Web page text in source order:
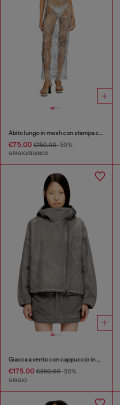
Abito lungo in mesh con stampa camouflage all-over
€75.00 €150.00-50%
GRIGIO/BIANCO
Giacca a vento con cappuccio in Taslan trattato
€175.00 €350.00-50%
GRIGIO